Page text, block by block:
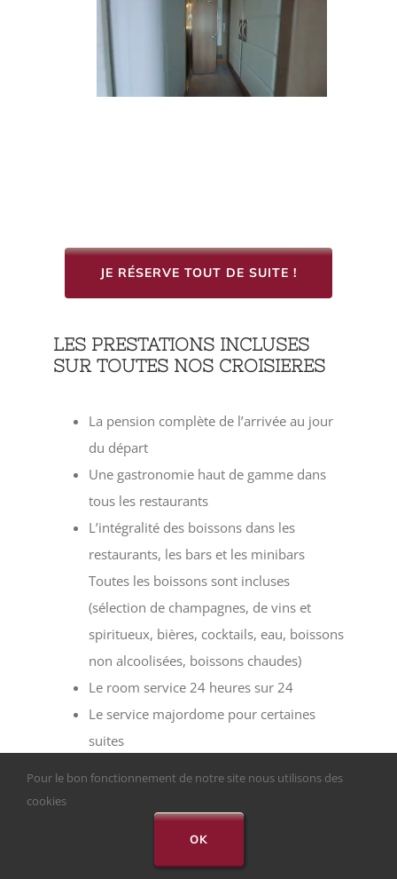
JE RÉSERVE TOUT DE SUITE !
LES PRESTATIONS INCLUSES
SUR TOUTES NOS CROISIERES
La pension complète de l’arrivée au jour
du départ
Une gastronomie haut de gamme dans
tous les restaurants
L’intégralité des boissons dans les
restaurants, les bars et les minibars
Toutes les boissons sont incluses
(sélection de champagnes, de vins et
spiritueux, bières, cocktails, eau, boissons
non alcoolisées, boissons chaudes)
Le room service 24 heures sur 24
Le service majordome pour certaines
suites
animations
L’accès à l’espace fitness et au hammam
Pour le bon fonctionnement de notre site nous utilisons des
cookies
OK